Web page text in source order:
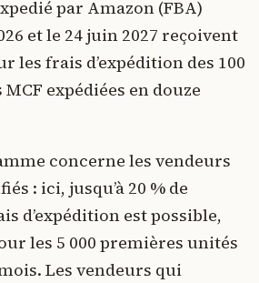
par Amazon (FBA)
et le 24 juin 2027 reçoivent
les frais d’expédition des 100
expédiées en douze
concerne les vendeurs
: ici, jusqu’à 20 % de
d’expédition est possible,
les 5 000 premières unités
Les vendeurs qui